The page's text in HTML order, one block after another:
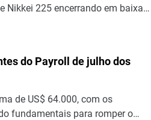
Nikkei 225 encerrando em baixa
do Payroll de julho dos
de US$ 64.000, com os
fundamentais para romper o